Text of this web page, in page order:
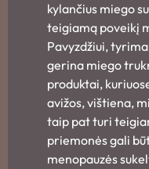
kylančius miego
teigiamą poveikį
Pavyzdžiui,
gerina miego
produktai,
avižos, vištiena,
taip pat turi
priemonės gali
menopauzės